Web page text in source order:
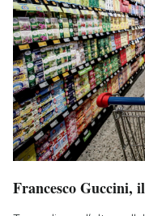
Francesco Guccini,